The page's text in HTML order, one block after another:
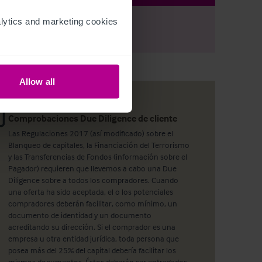
and marketing cookies
Allow all
Comprobaciones Due Diligence de cliente
Las Regulaciones 2017 (así modificado) sobre el
Blanqueo de capitales, la Financiación del Terrorismo
y las Transferencias de Fondos (información sobre el
Pagador) requieren que llevemos a cabo una Due
Diligence sobre a todos los compradores. Cuando
una oferta ha sido aceptada, el o los potenciales
compradores deberán facilitar, como mínimo, un
documento de identidad y un documento
acreditando su dirección. Si el comprador es una
empresa u otra entidad jurídica, toda persona que
posea más del 25% del capital debería facilitar los